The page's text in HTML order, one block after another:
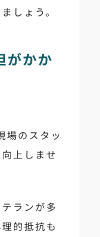
しょう。
がかか
場のスタッ
上しませ
ランが多
的抵抗も